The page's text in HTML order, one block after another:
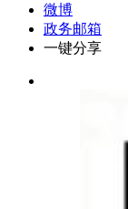
微博
政务邮箱
一键分享